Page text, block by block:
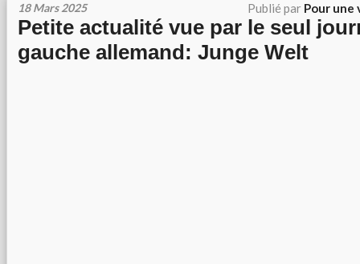
18 Mars 2025 Publié par Pour une
Petite actualité vue par le seul
gauche allemand: Junge Welt